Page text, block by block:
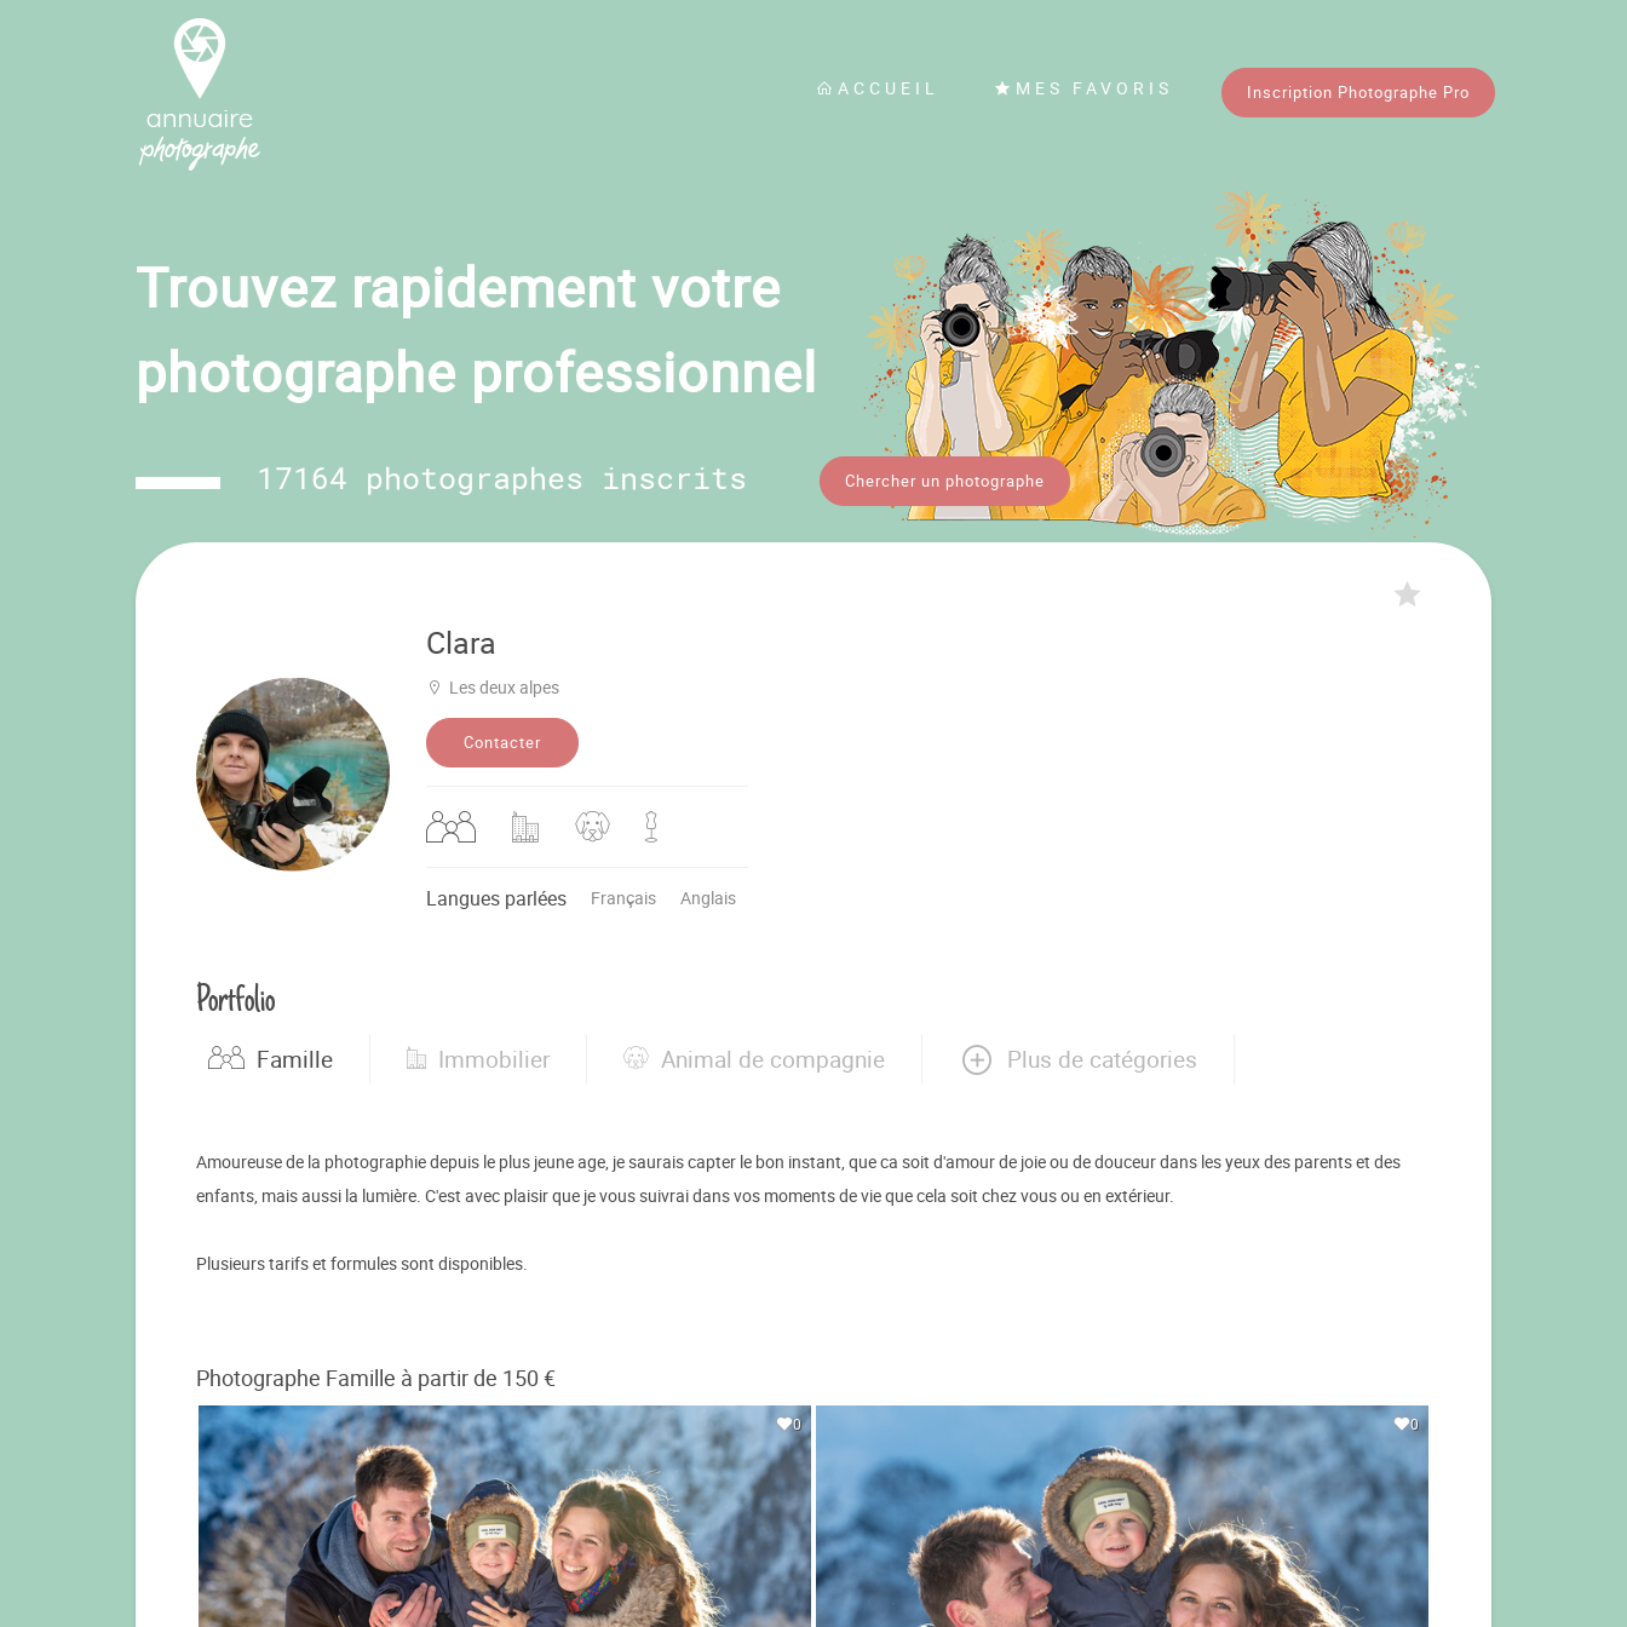
ACCUEIL MES FAVORIS Inscription Photographe Pro
Trouvez rapidement votre
photographe professionnel
17164 photographes inscrits Chercher un photographe
Clara
Les deux alpes
Contacter
Langues parlées Français Anglais
Portfolio
Famille Immobilier Animal de compagnie Plus de catégories
Amoureuse de la photographie depuis le plus jeune age, je saurais capter le bon instant, que ca soit d'amour de joie ou de douceur dans les yeux des parents et des
enfants, mais aussi la lumière. C'est avec plaisir que je vous suivrai dans vos moments de vie que cela soit chez vous ou en extérieur.
Plusieurs tarifs et formules sont disponibles.
Photographe Famille à partir de 150 €
0 0